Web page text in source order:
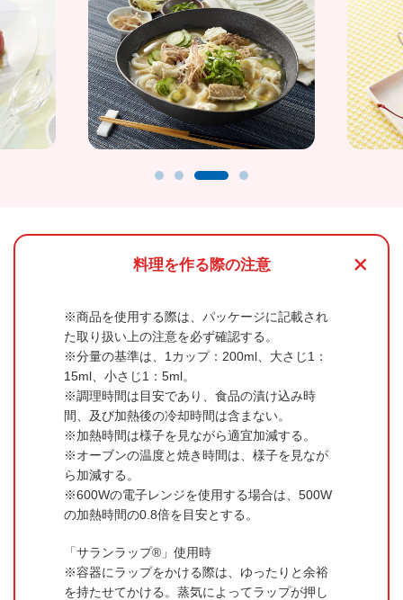
+
料理を作る際の注意
商品を使用する際は、パッケージに記載され
た取り扱い上の注意を必ず確認する。
分量の基準は、1カップ：200ml、大さじ1：
15ml、小さじ1：5ml。
調理時間は目安であり、食品の漬け込み時
間、及び加熱後の冷却時間は含まない。
加熱時間は様子を見ながら適宜加減する。
オーブンの温度と焼き時間は、様子を見なが
ら加減する。
600Wの電子レンジを使用する場合は、500W
の加熱時間の0.8倍を目安とする。
「サランラップ®」使用時
容器にラップをかける際は、ゆったりと余裕
を持たせてかける。蒸気によってラップが押し